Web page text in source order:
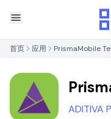
首页 应用 PrismaMobile
FLM
ADITIVA